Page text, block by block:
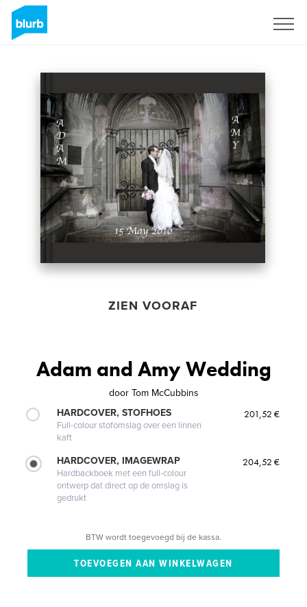
ZIEN VOORAF
Adam and Amy Wedding
door Tom McCubbins
HARDCOVER, STOFHOES
Full-colour stofomslag over een linnen
kaft
201,52 €
HARDCOVER, IMAGEWRAP
Hardbackboek met een full-colour
ontwerp dat direct op de omslag is
gedrukt
204,52 €
BTW wordt toegevoegd bij de kassa.